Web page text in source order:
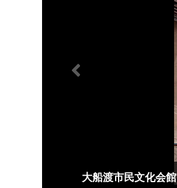
大船渡市民文化会館